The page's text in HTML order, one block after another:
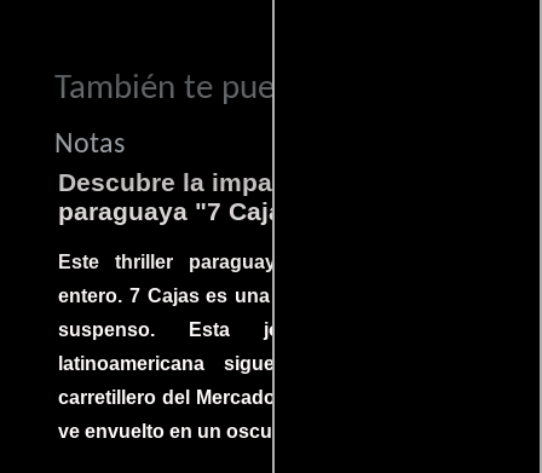
También te puede interesar...
Notas
Descubre la impactante película
paraguaya "7 Cajas"
Este thriller paraguayo cautivó al mundo
entero. 7 Cajas es una explosión de acción y
suspenso. Esta joya cinematográfica
latinoamericana sigue la historia de un
carretillero del Mercado 4 de Asunción que se
ve envuelto en un oscuro mundo de crimen